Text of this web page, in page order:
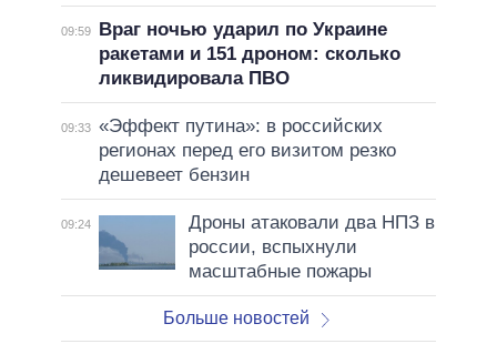
09:59
Враг ночью ударил по Украине
ракетами и 151 дроном: сколько
ликвидировала ПВО
09:33 «Эффект путина»: в российских
регионах перед его визитом резко
дешевеет бензин
09:24
Дроны атаковали два НПЗ в
россии, вспыхнули
масштабные пожары
Больше новостей